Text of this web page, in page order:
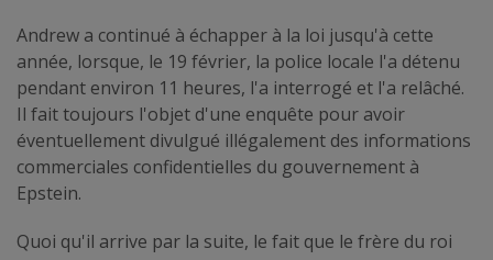
Andrew a continué à échapper à la loi jusqu'à cette
année, lorsque, le 19 février, la police locale l'a détenu
pendant environ 11 heures, l'a interrogé et l'a relâché.
Il fait toujours l'objet d'une enquête pour avoir
éventuellement divulgué illégalement des informations
commerciales confidentielles du gouvernement à
Epstein.
Quoi qu'il arrive par la suite, le fait que le frère du roi